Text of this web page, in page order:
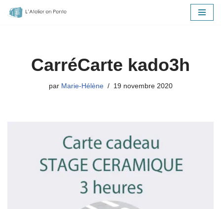
CarréCarte kado3h
par Marie-Hélène 19 novembre 2020